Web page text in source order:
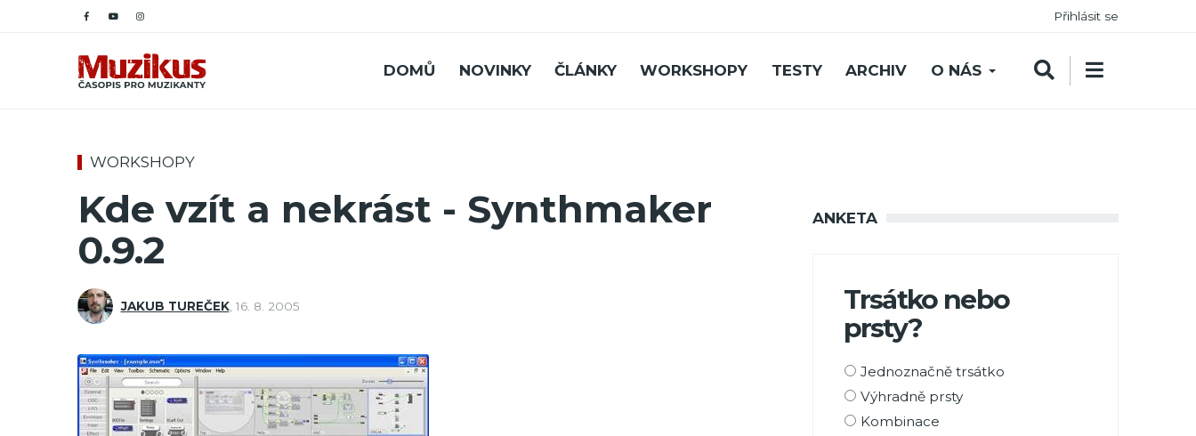
Přihlásit se
DOMŮ NOVINKY ČLÁNKY WORKSHOPY TESTY ARCHIV O NÁS
WORKSHOPY
Kde vzít a nekrást - Synthmaker
0.9.2
JAKUB TUREČEK, 16. 8. 2005
ANKETA
Trsátko nebo
prsty?
Možnosti
výběru
Jednoznačně trsátko
Výhradně prsty
Kombinace